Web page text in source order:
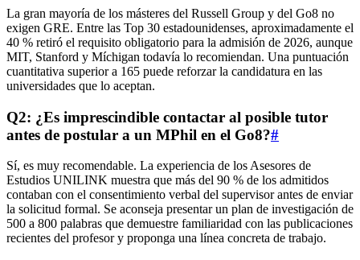
La gran mayoría de los másteres del Russell Group y del Go8 no
exigen GRE. Entre las Top 30 estadounidenses, aproximadamente el
40 % retiró el requisito obligatorio para la admisión de 2026, aunque
MIT, Stanford y Míchigan todavía lo recomiendan. Una puntuación
cuantitativa superior a 165 puede reforzar la candidatura en las
universidades que lo aceptan.
Q2: ¿Es imprescindible contactar al posible tutor
antes de postular a un MPhil en el Go8?#
Sí, es muy recomendable. La experiencia de los Asesores de
Estudios UNILINK muestra que más del 90 % de los admitidos
contaban con el consentimiento verbal del supervisor antes de enviar
la solicitud formal. Se aconseja presentar un plan de investigación de
500 a 800 palabras que demuestre familiaridad con las publicaciones
recientes del profesor y proponga una línea concreta de trabajo.